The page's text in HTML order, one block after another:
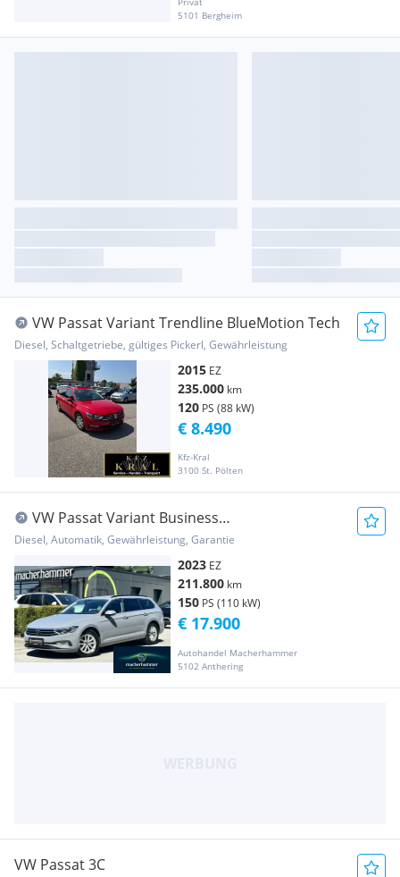
5101 Bergheim
VW Passat Variant Trendline BlueMotion Tech
Diesel, Schaltgetriebe, gültiges Pickerl, Gewährleistung
2015 EZ
235.000 km
120 PS (88 kW)
Kfz-Kral
3100 St. Pölten
€ 8.490
VW Passat Variant Business
*ACC*KEY*MATRIX-LED*16''
Diesel, Automatik, Gewährleistung, Garantie
2023 EZ
211.800 km
150 PS (110 kW)
Autohandel Macherhammer
5102 Anthering
€ 17.900
VW Passat 3C